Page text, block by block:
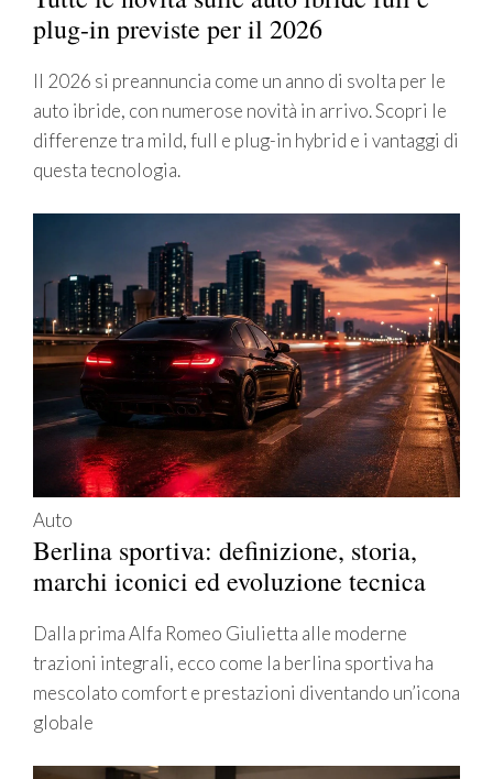
plug-in previste per il 2026
Il 2026 si preannuncia come un anno di svolta per le
auto ibride, con numerose novità in arrivo. Scopri le
differenze tra mild, full e plug-in hybrid e i vantaggi di
questa tecnologia.
Auto
Berlina sportiva: definizione, storia,
marchi iconici ed evoluzione tecnica
Dalla prima Alfa Romeo Giulietta alle moderne
trazioni integrali, ecco come la berlina sportiva ha
mescolato comfort e prestazioni diventando un’icona
globale